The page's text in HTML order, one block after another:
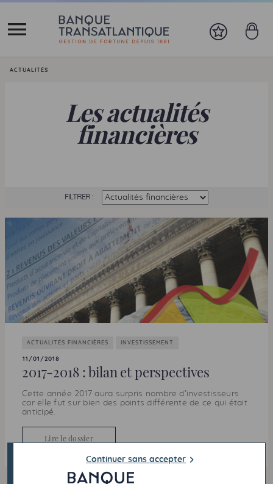
Vous êtes ici:
ACTUALITÉS
Les actualités
financières
FILTRER :
ACTUALITÉS FINANCIÈRES INVESTISSEMENT
11/01/2018
2017-2018 : bilan et perspectives
Cette année 2017 aura surpris nombre d’investisseurs
car elle fut sur bien des points différente de ce qui était
anticipé.
Lire le dossier
Continuer sans accepter